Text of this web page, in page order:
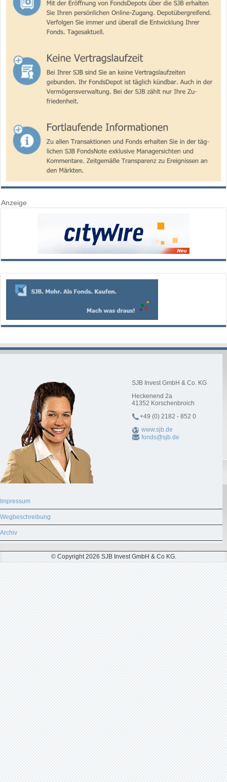
Anzeige
SJB Invest GmbH & Co. KG
Heckenend 2a
41352 Korschenbroich
+49 (0) 2182 - 852 0
www.sjb.de
fonds@sjb.de
Impressum
Wegbeschreibung
Archiv
© Copyright 2026 SJB Invest GmbH & Co KG.